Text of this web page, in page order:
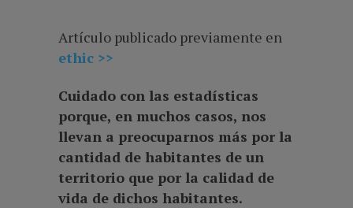
Artículo publicado previamente en
ethic >>
Cuidado con las estadísticas
porque, en muchos casos, nos
llevan a preocuparnos más por la
cantidad de habitantes de un
territorio que por la calidad de
vida de dichos habitantes.